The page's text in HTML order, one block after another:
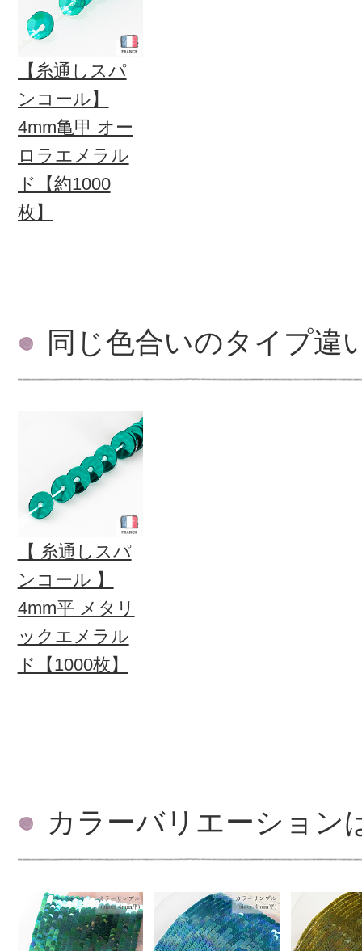
【糸通しスパ
ンコール】
4mm亀甲 オー
ロラエメラル
ド【約1000
枚】
同じ色合いのタイプ違
【 糸通しスパ
ンコール 】
4mm平 メタリ
ックエメラル
ド【1000枚】
カラーバリエーション